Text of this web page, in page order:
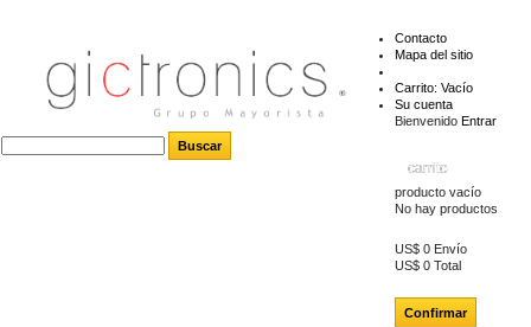
Contacto
Mapa del sitio
Carrito: Vacío
Su cuenta
Bienvenido Entrar
carrito
producto vacío
No hay productos
US$ 0 Envío
US$ 0 Total
Confirmar